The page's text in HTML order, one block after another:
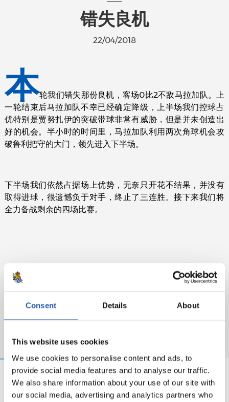
Consent Details About
This website uses cookies
We use cookies to personalise content and ads, to
provide social media features and to analyse our traffic.
We also share information about your use of our site with
our social media, advertising and analytics partners who
错失良机
22/04/2018
本轮我们错失那份良机，客场0比2不敌马拉加队。上
一轮结束后马拉加队不幸已经确定降级，上半场我们控球占
优特别是贾努扎伊的突破带球非常有威胁，但是并未创造出
好的机会。半小时的时间里，马拉加队利用两次角球机会攻
破鲁利把守的大门，领先进入下半场。
下半场我们依然占据场上优势，无奈只开花不结果，并没有
取得进球，很遗憾负于对手，终止了三连胜。接下来我们将
全力备战剩余的四场比赛。
06/02/2025 30/01/2025